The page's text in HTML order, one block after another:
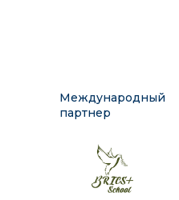
Международный
партнер